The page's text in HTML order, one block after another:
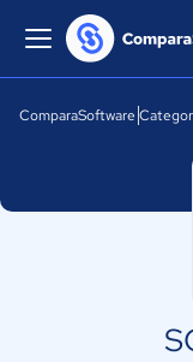
ComparaSoftware